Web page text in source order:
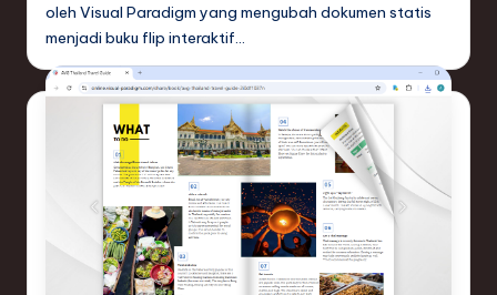
oleh Visual Paradigm yang mengubah dokumen statis
menjadi buku flip interaktif…